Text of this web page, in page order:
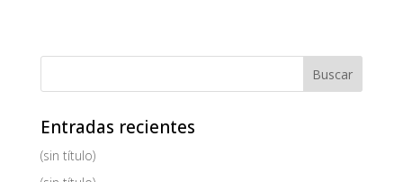
Entradas recientes
(sin título)